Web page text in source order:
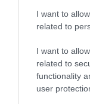
I want to
related to
I want to
related to
functionality
user